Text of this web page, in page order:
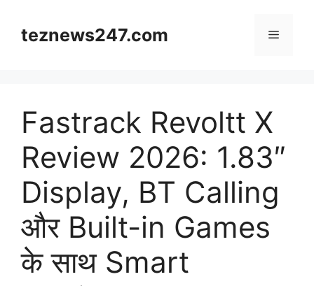
contentteznews247.com Menu
Fastrack Revoltt X
Review 2026: 1.83″
Display, BT Calling
और Built-in Games
के साथ Smart